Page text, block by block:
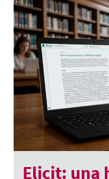
Elicit: una